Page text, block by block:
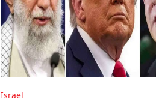
Israel